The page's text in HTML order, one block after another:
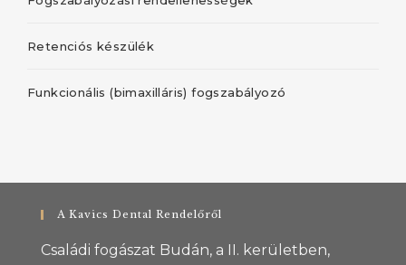
Retenciós készülék
Funkcionális (bimaxilláris) fogszabályozó
A Kavics Dental Rendelőről
Családi fogászat Budán, a II. kerületben,